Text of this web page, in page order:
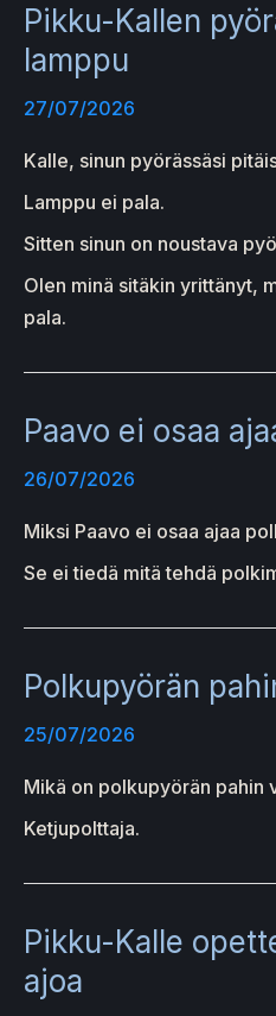
Pikku-Kallen
lamppu
27/07/2026
Kalle, sinun pyörässäsi
Lamppu ei pala.
Sitten sinun on noustava
Olen minä sitäkin yrittänyt,
pala.
Paavo ei osaa
26/07/2026
Miksi Paavo ei osaa ajaa
Se ei tiedä mitä tehdä
Polkupyörän
25/07/2026
Mikä on polkupyörän pahin
Ketjupolttaja.
Pikku-Kalle
ajoa